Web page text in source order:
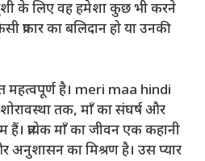
के लिए वह हमेशा कुछ भी करने
प्रकार का बलिदान हो या उनकी
महत्वपूर्ण है। meri maa hindi
तक, माँ का संघर्ष और
हैं। प्रत्येक माँ का जीवन एक कहानी
अनुशासन का मिश्रण है। उस प्यार